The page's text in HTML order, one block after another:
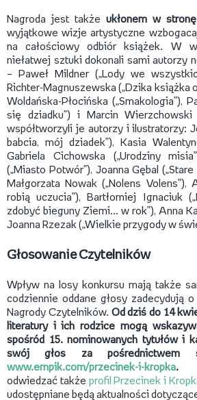
Nagroda jest także ukłonem w
wyjątkowe wizje artystyczne
na całościowy odbiór książek. W
niełatwej sztuki dokonali sami autorzy
– Paweł Mildner („Lody we
Richter-Magnuszewska („Dzika książka
Woldańska-Płocińska („Smakologia”),
się dziadku”) i Marcin Wierzchowski
współtworzyli je autorzy i ilustratorzy:
babcia, mój dziadek”), Kasia
Gabriela Cichowska („Urodziny
(„Miasto Potwór”), Joanna Gębal
Małgorzata Nowak („Nolens Volens”),
robią uczucia”), Bartłomiej Ignaciuk
zdobyć bieguny Ziemi... w rok”), Anna
Joanna Rzezak („Wielkie przygody w
Głosowanie Czytelników
Wpływ na losy konkursu mają także
codziennie oddane głosy zadecydują
Nagrody Czytelników. Od dziś do 14
literatury i ich rodzice mogą
spośród 15. nominowanych tytułów i
swój głos za pośrednictwem
www.empik.com/przecinek-i-kropka.
odwiedzać także profil Przecinek i
udostępniane będą aktualności